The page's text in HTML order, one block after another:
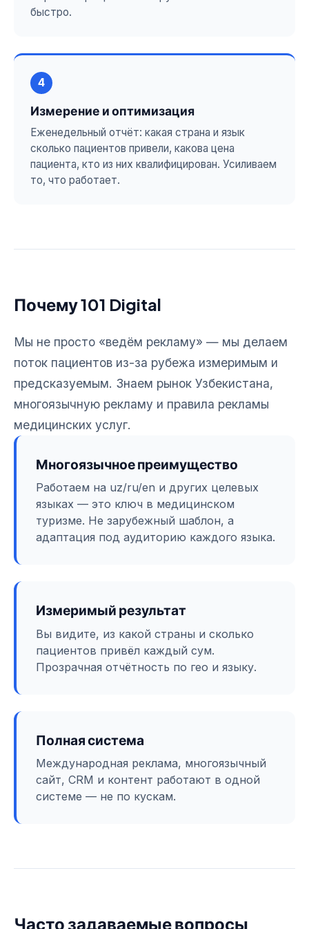
быстро.
4
Измерение и оптимизация
Еженедельный отчёт: какая страна и язык
сколько пациентов привели, какова цена
пациента, кто из них квалифицирован. Усиливаем
то, что работает.
Почему 101 Digital
Мы не просто «ведём рекламу» — мы делаем
поток пациентов из-за рубежа измеримым и
предсказуемым. Знаем рынок Узбекистана,
многоязычную рекламу и правила рекламы
медицинских услуг.
Многоязычное преимущество
Работаем на uz/ru/en и других целевых
языках — это ключ в медицинском
туризме. Не зарубежный шаблон, а
адаптация под аудиторию каждого языка.
Измеримый результат
Вы видите, из какой страны и сколько
пациентов привёл каждый сум.
Прозрачная отчётность по гео и языку.
Полная система
Международная реклама, многоязычный
сайт, CRM и контент работают в одной
системе — не по кускам.
Часто задаваемые вопросы